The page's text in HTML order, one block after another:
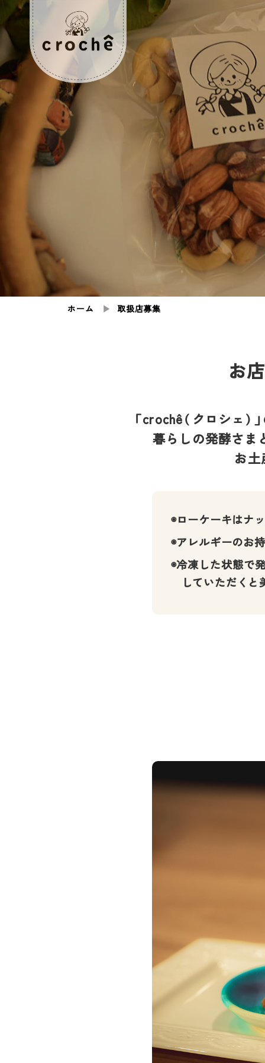
ホーム ▶︎ 取扱店募集
お
「crochê（クロシェ
暮らしの発酵さま
お
◉ローケーキはナ
◉アレルギーのお
◉冷凍した状態で
していただくと